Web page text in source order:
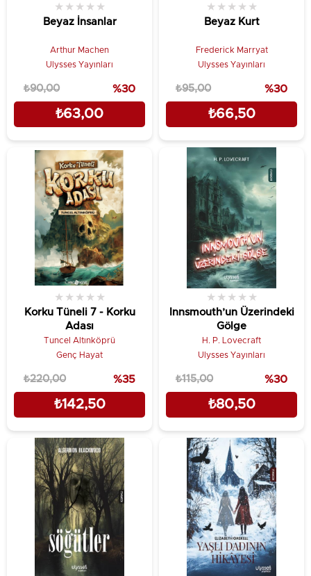
Beyaz İnsanlar
★ ★ ★ ★ ★
Arthur Machen
Ulysses Yayınları
₺63,00
₺90,00 %30
Beyaz Kurt
★ ★ ★ ★ ★
Frederick Marryat
Ulysses Yayınları
₺66,50
₺95,00 %30
Korku Tüneli 7 - Korku
Adası
★ ★ ★ ★ ★
Tuncel Altınköprü
Genç Hayat
₺142,50
₺220,00 %35
Innsmouth’un Üzerindeki
Gölge
★ ★ ★ ★ ★
H. P. Lovecraft
Ulysses Yayınları
₺80,50
₺115,00 %30